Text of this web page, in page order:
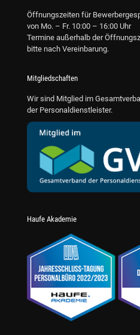
Öffnungszeiten für
von Mo. – Fr. 10:00 – 16:00 Uhr
Termine außerhalb der
bitte nach Vereinbarung.
Mitgliedschaften
Wir sind Mitglied im
der Personaldienstleister.
Haufe Akademie